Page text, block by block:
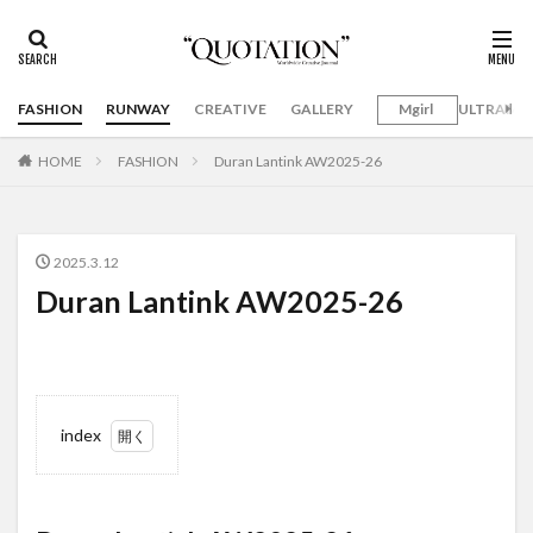
FASHION RUNWAY CREATIVE GALLERY Mgirl
HOME FASHION Duran Lantink AW2025-26
2025.3.12
Duran Lantink AW2025-26
index
1